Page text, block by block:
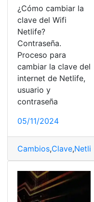
¿Cómo cambiar la
clave del Wifi
Netlife?
Contraseña.
Proceso para
cambiar la clave del
internet de Netlife,
usuario y
contraseña
05/11/2024
Cambios,Clave,Netlife